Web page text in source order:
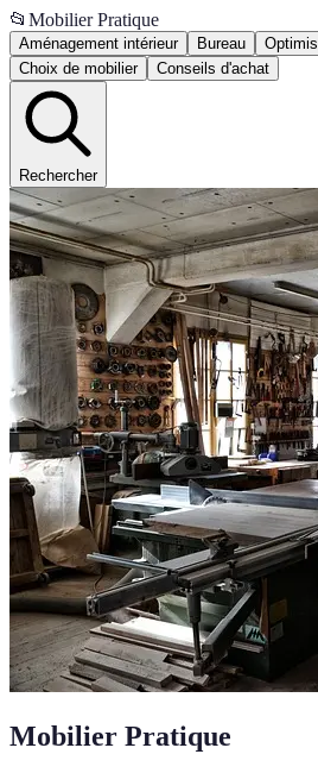
📂 Mobilier Pratique
Aménagement intérieur Bureau
Choix de mobilier
Conseils d'achat
Rechercher
Mobilier Pratique